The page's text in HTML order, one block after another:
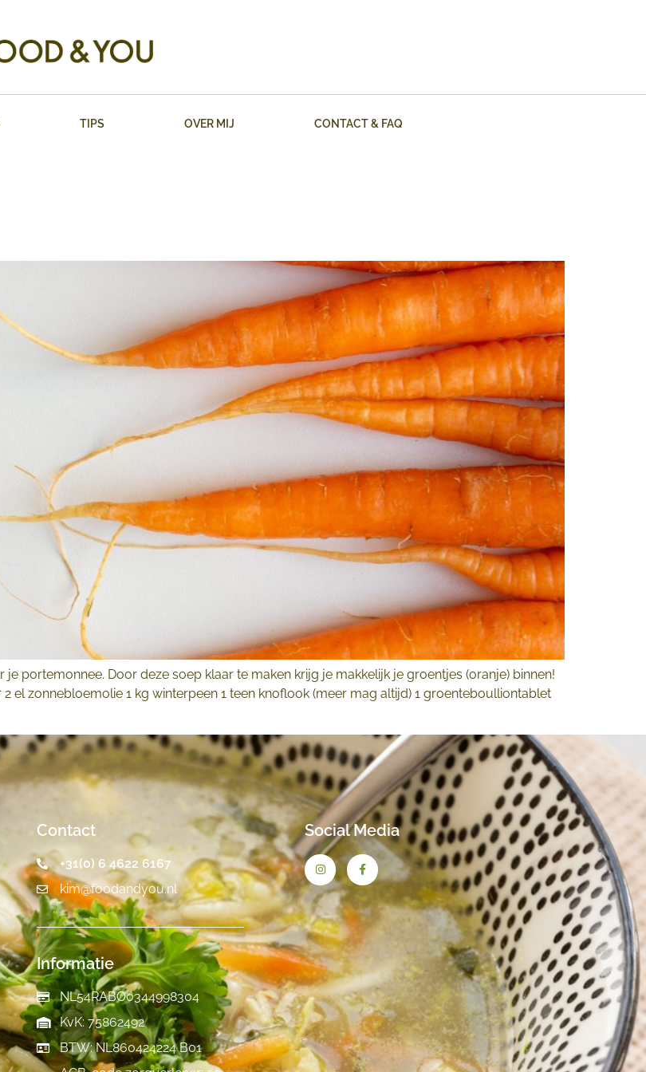
TIPS OVER MIJ CONTACT & FAQ
portemonnee. Door deze soep klaar te maken krijg je makkelijk je groentjes (oranje) binnen!
el zonnebloemolie 1 kg winterpeen 1 teen knoflook (meer mag altijd) 1 groenteboulliontablet
Contact
+31(0) 6 4622 6167
kim@foodandyou.nl
Informatie
NL54RABO0344998304
KvK: 75862492
BTW: NL860424224 B01
Social Media